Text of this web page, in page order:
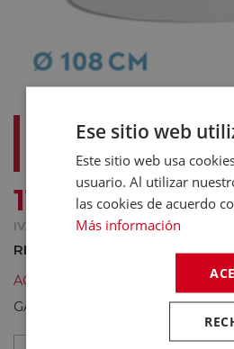
ABRILA MODA NEGRO/
VENTILADOR DE
RETRÁCTILES 72 W
113 ,65€
IVA INCLUIDO
REF.:
AGOTADO
¡Consúltanos la
GASTOS DE ENVÍO:
Gratis
Ese sitio web
Este sitio web usa
usuario. Al utilizar
las cookies de acuerdo
Más información